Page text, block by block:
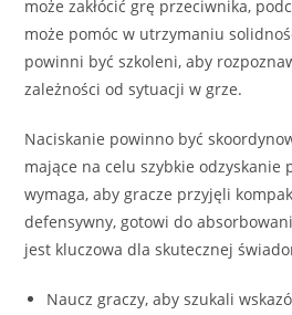
może zakłócić grę przeciwnika,
może pomóc w utrzymaniu
powinni być szkoleni, aby
zależności od sytuacji w grze.
Naciskanie powinno być
mające na celu szybkie odzyskanie
wymaga, aby gracze przyjęli
defensywny, gotowi do
jest kluczowa dla skutecznej
Naucz graczy, aby szukali